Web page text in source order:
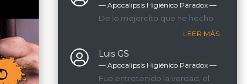
— Apocalipsis Higiénico Paradox ―
De lo mejorcito que he hecho
LEER MÁS
Luis GS
— Apocalipsis Higiénico Paradox ―
Fue entretenido la verdad, el